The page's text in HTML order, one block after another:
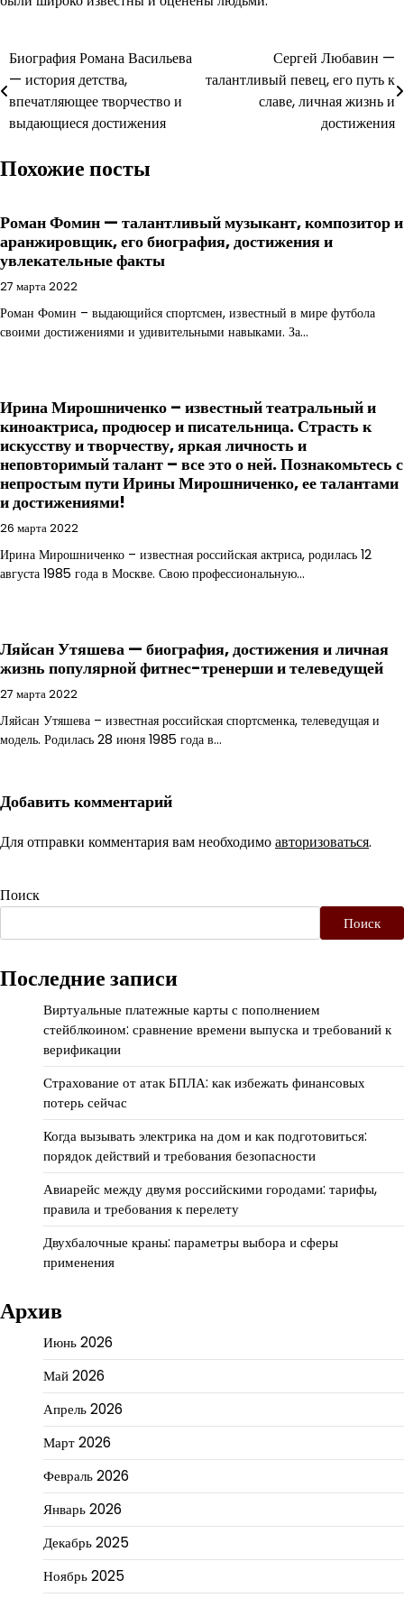
Навигация
по
записям
Биография Романа Васильева
— история детства,
впечатляющее творчество и
выдающиеся достижения
Сергей Любавин —
талантливый певец, его путь к
славе, личная жизнь и
достижения
Похожие посты
Роман Фомин — талантливый музыкант, композитор и
аранжировщик, его биография, достижения и
увлекательные факты
27 марта 2022
Роман Фомин – выдающийся спортсмен, известный в мире футбола
своими достижениями и удивительными навыками. За…
Ирина Мирошниченко – известный театральный и
киноактриса, продюсер и писательница. Страсть к
искусству и творчеству, яркая личность и
неповторимый талант – все это о ней. Познакомьтесь с
непростым пути Ирины Мирошниченко, ее талантами
и достижениями!
26 марта 2022
Ирина Мирошниченко – известная российская актриса, родилась 12
августа 1985 года в Москве. Свою профессиональную…
Ляйсан Утяшева — биография, достижения и личная
жизнь популярной фитнес-тренерши и телеведущей
27 марта 2022
Ляйсан Утяшева – известная российская спортсменка, телеведущая и
модель. Родилась 28 июня 1985 года в…
Добавить комментарий
Для отправки комментария вам необходимоавторизоваться.
Поиск
Поиск
Последние записи
Виртуальные платежные карты с пополнением
стейблкоином: сравнение времени выпуска и требований к
верификации
Страхование от атак БПЛА: как избежать финансовых
потерь сейчас
Когда вызывать электрика на дом и как подготовиться:
порядок действий и требования безопасности
Авиарейс между двумя российскими городами: тарифы,
правила и требования к перелету
Двухбалочные краны: параметры выбора и сферы
применения
Архив
Июнь 2026
Май 2026
Апрель 2026
Март 2026
Февраль 2026
Январь 2026
Декабрь 2025
Ноябрь 2025